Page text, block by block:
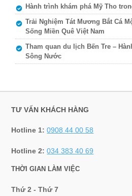
Hành trình khám phá Mỹ Tho
Trải Nghiệm Tát Mương Bắt Cá
Sống Miền Quê Việt Nam
Tham quan du lịch Bến Tre –
Sông Nước
TƯ VẤN KHÁCH HÀNG
Hotline 1:0908 44 00 58
Hotline 2:034 383 40 69
THỜI GIAN LÀM VIỆC
Thứ 2 - Thứ 7